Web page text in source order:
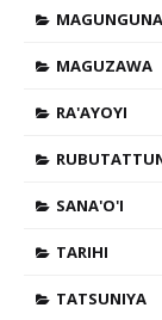
MAGUNGUNA
MAGUZAWA
RA'AYOYI
SANA'O'I
TARIHI
TATSUNIYA